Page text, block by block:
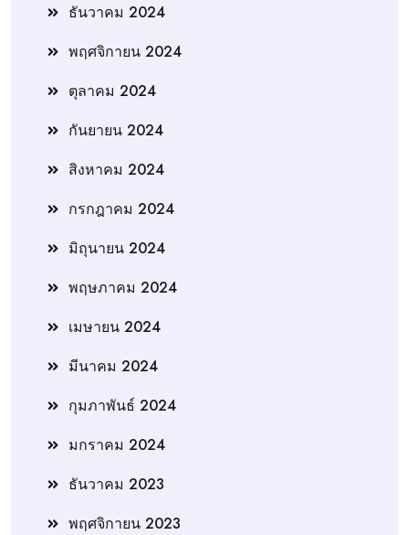
ธันวาคม 2024
พฤศจิกายน 2024
ตุลาคม 2024
กันยายน 2024
สิงหาคม 2024
กรกฎาคม 2024
มิถุนายน 2024
พฤษภาคม 2024
เมษายน 2024
มีนาคม 2024
กุมภาพันธ์ 2024
มกราคม 2024
ธันวาคม 2023
พฤศจิกายน 2023